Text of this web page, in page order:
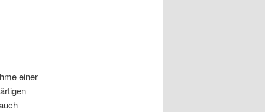
einer